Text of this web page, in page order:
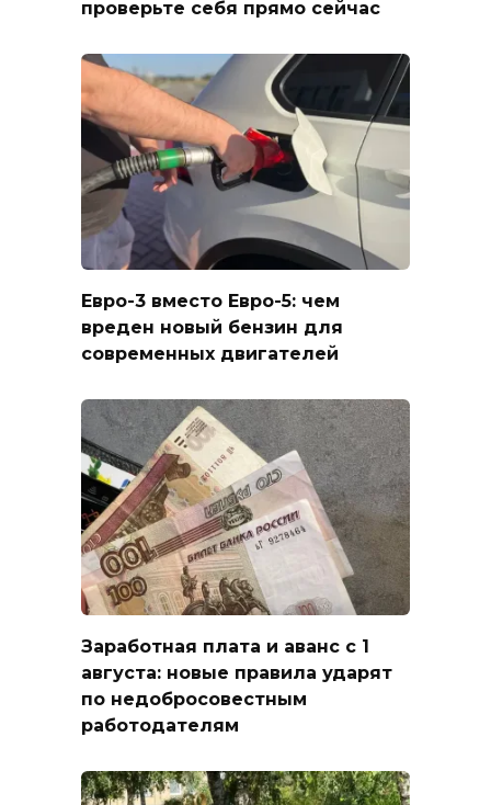
проверьте себя прямо сейчас
Евро-3 вместо Евро-5: чем
вреден новый бензин для
современных двигателей
Заработная плата и аванс с 1
августа: новые правила ударят
по недобросовестным
работодателям